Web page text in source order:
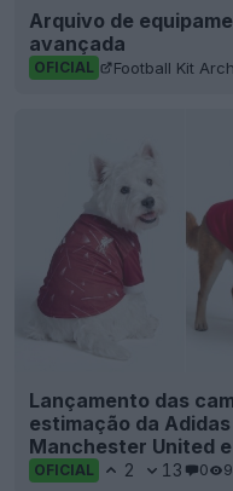
Arquivo de
avançada
OFICIAL Football Kit
Lançamento das
estimação da
Manchester United
OFICIAL 2 13 0